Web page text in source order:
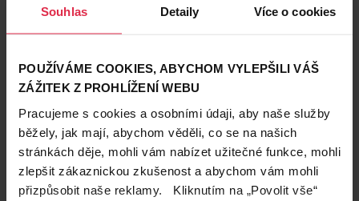
Souhlas Detaily Více o cookies
POUŽÍVÁME COOKIES, ABYCHOM VYLEPŠILI VÁŠ
ZÁŽITEK Z PROHLÍŽENÍ WEBU
Pracujeme s cookies a osobními údaji, aby naše služby
běžely, jak mají, abychom věděli, co se na našich
stránkách děje, mohli vám nabízet užitečné funkce, mohli
zlepšit zákaznickou zkušenost a abychom vám mohli
přizpůsobit naše reklamy. Kliknutím na „Povolit vše“